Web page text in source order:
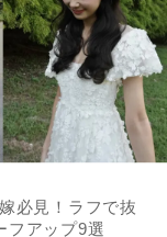
必見！ラフで抜
フアップ9選